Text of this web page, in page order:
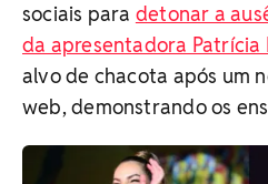
sociais para detonar a
da apresentadora Patrícia
alvo de chacota após um
web, demonstrando os